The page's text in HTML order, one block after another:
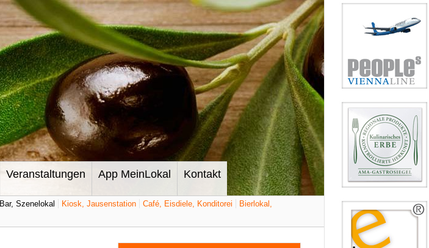
Veranstaltungen App MeinLokal Kontakt
Bar, Szenelokal Kiosk, Jausenstation Café, Eisdiele, Konditorei
Bierlokal,